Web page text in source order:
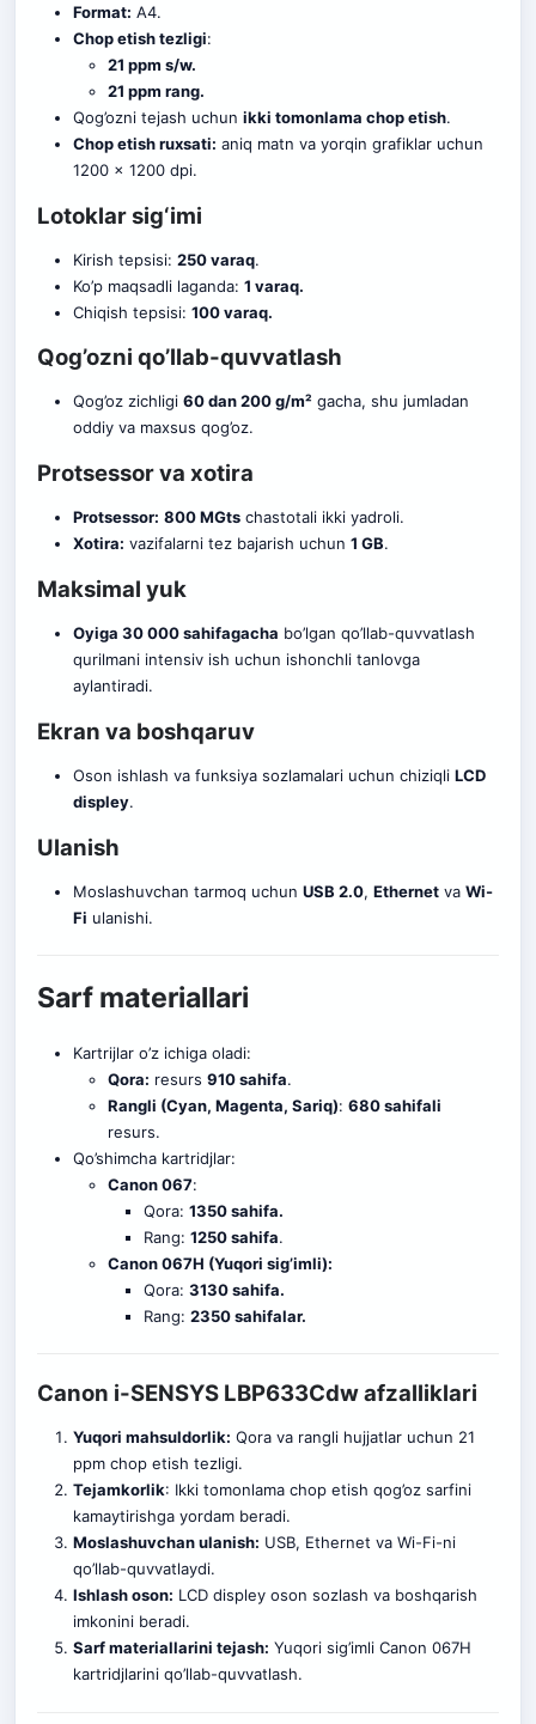
Format: A4.
Chop etish tezligi:
21 ppm s/w.
21 ppm rang.
Qog’ozni tejash uchun ikki tomonlama chop etish.
Chop etish ruxsati: aniq matn va yorqin grafiklar uchun
1200 x 1200 dpi.
Lotoklar sig‘imi
Kirish tepsisi: 250 varaq.
Ko’p maqsadli laganda: 1 varaq.
Chiqish tepsisi: 100 varaq.
Qog’ozni qo’llab-quvvatlash
Qog’oz zichligi 60 dan 200 g/m² gacha, shu jumladan
oddiy va maxsus qog’oz.
Protsessor va xotira
Protsessor: 800 MGtschastotali ikki yadroli.
Xotira: vazifalarni tez bajarish uchun 1 GB.
Maksimal yuk
Oyiga 30 000 sahifagacha bo’lgan qo’llab-quvvatlash
qurilmani intensiv ish uchun ishonchli tanlovga
aylantiradi.
Ekran va boshqaruv
Oson ishlash va funksiya sozlamalari uchun chiziqli LCD
displey.
Ulanish
Moslashuvchan tarmoq uchun USB 2.0, Ethernetva Wi-
Fi ulanishi.
Sarf materiallari
Kartrijlar o’z ichiga oladi:
Qora: resurs910 sahifa.
Rangli (Cyan, Magenta, Sariq):680 sahifali
resurs.
Qo’shimcha kartridjlar:
Canon 067:
Qora:1350 sahifa.
Rang:1250 sahifa.
Canon 067H (Yuqori sig’imli):
Qora:3130 sahifa.
Rang:2350 sahifalar.
Canon i-SENSYS LBP633Cdw afzalliklari
Yuqori mahsuldorlik: Qora va rangli hujjatlar uchun 21
ppm chop etish tezligi.
Tejamkorlik: Ikki tomonlama chop etish qog’oz sarfini
kamaytirishga yordam beradi.
Moslashuvchan ulanish: USB, Ethernet va Wi-Fi-ni
qo’llab-quvvatlaydi.
Ishlash oson: LCD displey oson sozlash va boshqarish
imkonini beradi.
Sarf materiallarini tejash: Yuqori sig’imli Canon 067H
kartridjlarini qo’llab-quvvatlash.